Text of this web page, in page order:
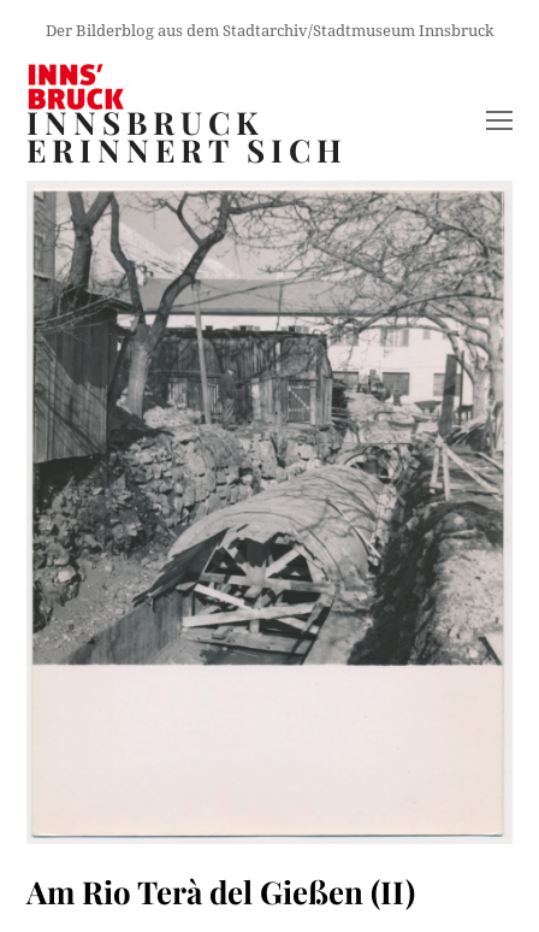
Der Bilderblog aus dem Stadtarchiv/Stadtmuseum Innsbruck
INNSBRUCK
ERINNERT SICH
Am Rio Terà del Gießen (II)